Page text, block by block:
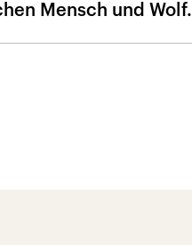
Mensch und Wolf.